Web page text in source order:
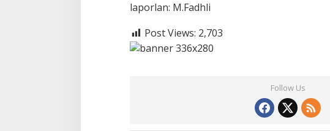
laporlan: M.Fadhli
Post Views: 2,703
Follow Us